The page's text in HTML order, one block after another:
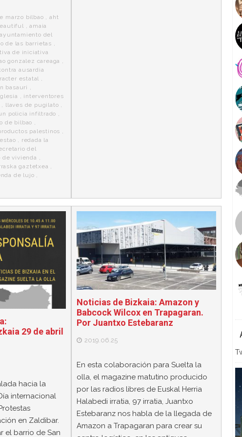
marzo bilbao ,aht
,amaia
ayuntamiento del
de las barrietas
de iniciativa
gonzalez careaga
ausardia
estatal
basauri
interventores
llaves de pugilato
policia infiltrado
de bilbao
palestinos
redada la
del
de vivienda
gaztetxea
de lujo
29 de abril
hacia la
internacional
en Zaldibar.
el barrio de San
Noticias de Bizkaia: Amazon y
Babcock Wilcox en Trapagaran.
Por Juantxo Estebaranz
2019.06.25
En esta colaboración para Suelta la
olla, el magazine matutino producido
por las radios libres de Euskal Herria
Halabedi irratia, 97 irratia, Juantxo
Estebaranz nos habla de la llegada de
Amazon a Trapagaran para crear su